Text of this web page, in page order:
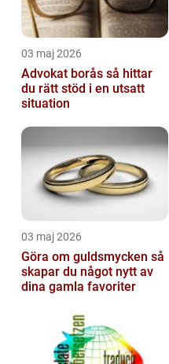
03 maj 2026
Advokat borås så hittar
du rätt stöd i en utsatt
situation
03 maj 2026
Göra om guldsmycken så
skapar du något nytt av
dina gamla favoriter